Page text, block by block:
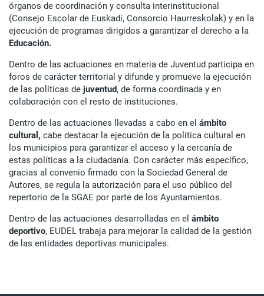
órganos de coordinación y consulta interinstitucional
(Consejo Escolar de Euskadi, Consorcio Haurreskolak) y en la
ejecución de programas dirigidos a garantizar el derecho a la
Educación.
Dentro de las actuaciones en materia de Juventud participa en
foros de carácter territorial y difunde y promueve la ejecución
de las políticas de juventud, de forma coordinada y en
colaboración con el resto de instituciones.
Dentro de las actuaciones llevadas a cabo en el ámbito
cultural, cabe destacar la ejecución de la política cultural en
los municipios para garantizar el acceso y la cercanía de
estas políticas a la ciudadanía. Con carácter más específico,
gracias al convenio firmado con la Sociedad General de
Autores, se regula la autorización para el uso público del
repertorio de la SGAE por parte de los Ayuntamientos.
Dentro de las actuaciones desarrolladas en el ámbito
deportivo, EUDEL trabaja para mejorar la calidad de la gestión
de las entidades deportivas municipales.